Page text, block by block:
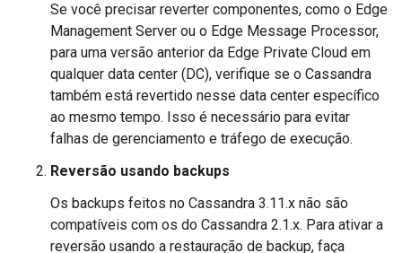
Se você precisar reverter componentes, como o Edge
Management Server ou o Edge Message Processor,
para uma versão anterior da Edge Private Cloud em
qualquer data center (DC), verifique se o Cassandra
também está revertido nesse data center específico
ao mesmo tempo. Isso é necessário para evitar
falhas de gerenciamento e tráfego de execução.
Reversão usando backups
Os backups feitos no Cassandra 3.11.x não são
compatíveis com os do Cassandra 2.1.x. Para ativar a
reversão usando a restauração de backup, faça